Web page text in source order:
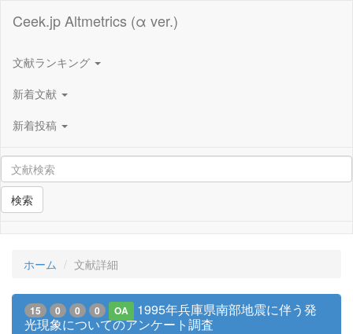
Ceek.jp Altmetrics (α ver.)
文献ランキング
新着文献
新着投稿
検索
ホーム 文献詳細
15 0 0 0 OA
1995年兵庫県南部地震に伴う発
光現象についてのアンケート調査